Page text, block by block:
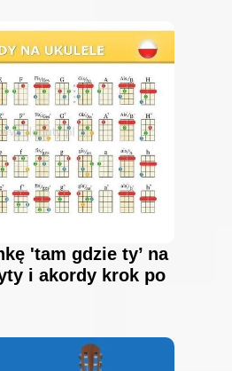
'tam gdzie ty’ na
i akordy krok po